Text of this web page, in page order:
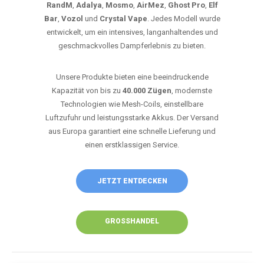
RandM, Adalya, Mosmo, AirMez, Ghost Pro, Elf
Bar, Vozol und Crystal Vape. Jedes Modell wurde
entwickelt, um ein intensives, langanhaltendes und
geschmackvolles Dampferlebnis zu bieten.
Unsere Produkte bieten eine beeindruckende
Kapazität von bis zu 40.000 Zügen, modernste
Technologien wie Mesh-Coils, einstellbare
Luftzufuhr und leistungsstarke Akkus. Der Versand
aus Europa garantiert eine schnelle Lieferung und
einen erstklassigen Service.
JETZT ENTDECKEN
GROSSHANDEL